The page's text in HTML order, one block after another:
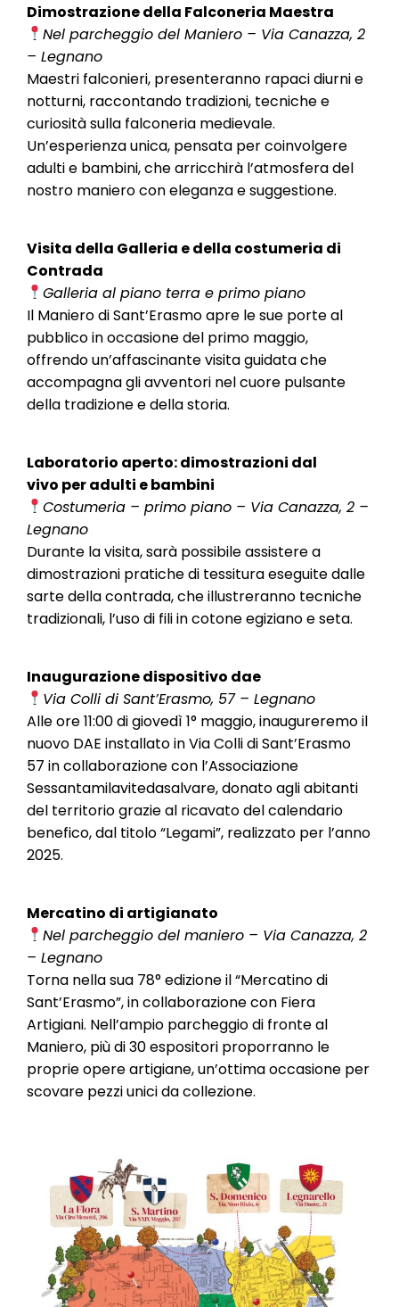
Dimostrazione della Falconeria Maestra
Nel parcheggio del Maniero – Via Canazza, 2
– Legnano
Maestri falconieri, presenteranno rapaci diurni e
notturni, raccontando tradizioni, tecniche e
curiosità sulla falconeria medievale.
Un’esperienza unica, pensata per coinvolgere
adulti e bambini, che arricchirà l’atmosfera del
nostro maniero con eleganza e suggestione.
Visita della Galleria e della costumeria di
Contrada
Galleria al piano terra e primo piano
Il Maniero di Sant’Erasmo apre le sue porte al
pubblico in occasione del primo maggio,
offrendo un’affascinante visita guidata che
accompagna gli avventori nel cuore pulsante
della tradizione e della storia.
Laboratorio aperto: dimostrazioni dal
vivo per adulti e bambini
Costumeria – primo piano – Via Canazza, 2 –
Legnano
Durante la visita, sarà possibile assistere a
dimostrazioni pratiche di tessitura eseguite dalle
sarte della contrada, che illustreranno tecniche
tradizionali, l’uso di fili in cotone egiziano e seta.
Inaugurazione dispositivo dae
Via Colli di Sant’Erasmo, 57 – Legnano
Alle ore 11:00 di giovedì 1° maggio, inaugureremo il
nuovo DAE installato in Via Colli di Sant’Erasmo
57 in collaborazione con l’Associazione
Sessantamilavitedasalvare, donato agli abitanti
del territorio grazie al ricavato del calendario
benefico, dal titolo “Legami”, realizzato per l’anno
2025.
Mercatino di artigianato
Nel parcheggio del maniero – Via Canazza, 2
– Legnano
Torna nella sua 78° edizione il “Mercatino di
Sant’Erasmo”, in collaborazione con Fiera
Artigiani. Nell’ampio parcheggio di fronte al
Maniero, più di 30 espositori proporranno le
proprie opere artigiane, un’ottima occasione per
scovare pezzi unici da collezione.